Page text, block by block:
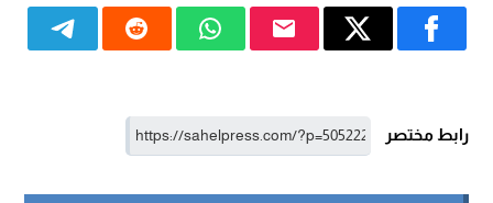
رابط مختصر